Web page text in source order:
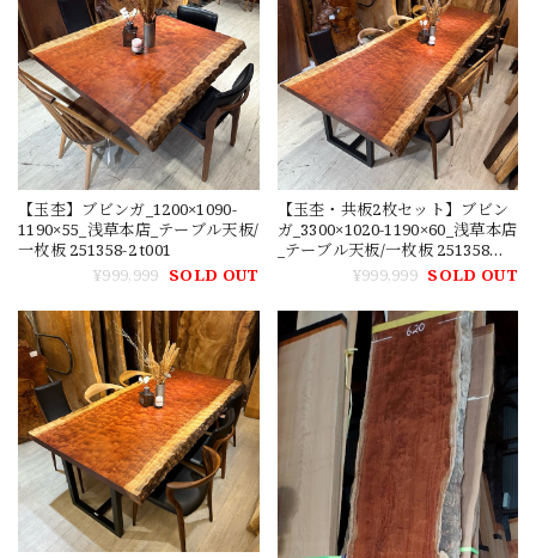
【玉杢】ブビンガ_1200×1090-
1190×55_浅草本店_テーブル天板/
一枚板 251358-2 t001
¥999,999 SOLD OUT
【玉杢・共板2枚セット】ブビン
ガ_3300×1020-1190×60_浅草本店
_テーブル天板/一枚板 251358
¥999,999 SOLD OUT